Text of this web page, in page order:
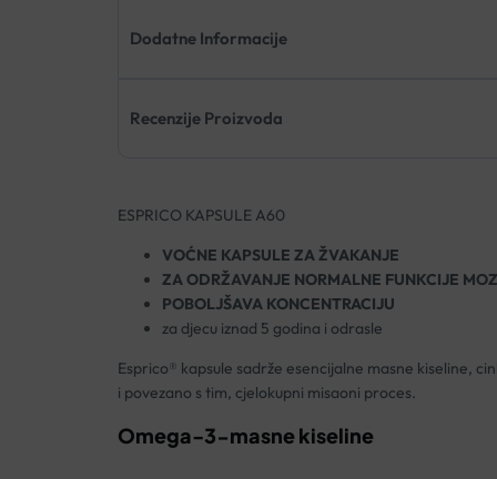
Dodatne Informacije
Recenzije Proizvoda
ESPRICO KAPSULE A60
VOĆNE KAPSULE ZA ŽVAKANJE
ZA ODRŽAVANJE NORMALNE FUNKCIJE
POBOLJŠAVA KONCENTRACIJU
za djecu iznad 5 godina i odrasle
Esprico® kapsule sadrže esencijalne masne kiseline,
i povezano s tim, cjelokupni misaoni proces.
Omega-3-masne kiseline